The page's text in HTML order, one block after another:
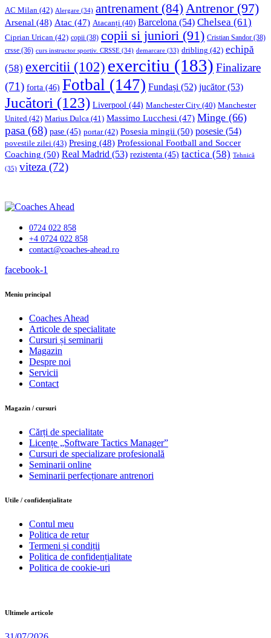
AC Milan (42) Alergare (34) antrenament (84) Antrenor(97)
Arsenal (48) Atac (47) Atacanți (40) Barcelona (54) Chelsea (61)
Ciprian Urican (42) copii (38) copii si juniori (91) Cristian Sandor (38)
crsse (36) curs instructor sportiv. CRSSE (34) demarcare (33) dribling (42) echipă
(58) exercitii (102) exercitiu (183) Finalizare
(71) forta (46) Fotbal (147) Fundași (52) jucător(53)
Jucători (123) Liverpool (44) Manchester City (40) Manchester
United (42) Marius Dulca (41) Massimo Lucchesi (47) Minge (66)
pasa (68) pase (45) portar(42) Posesia mingii (50) posesie (54)
povestile zilei (43) Presing (48) Professional Football and Soccer
Coaching (50) Real Madrid (53) rezistenta (45) tactica (58) Tehnică
(35) viteza (72)
0724 022 858
+4 0724 022 858
contact@coaches-ahead.ro
facebook-1
Meniu principal
Coaches Ahead
Articole de specialitate
Cursuri și seminarii
Magazin
Despre noi
Servicii
Contact
Magazin / cursuri
Cărți de specialitate
Licențe „Software Tactics Manager”
Cursuri de specializare profesională
Seminarii online
Seminarii perfecționare antrenori
Utile / confidențialitate
Contul meu
Politica de retur
Termeni și condiții
Politica de confidențialitate
Politica de cookie-uri
Ultimele articole